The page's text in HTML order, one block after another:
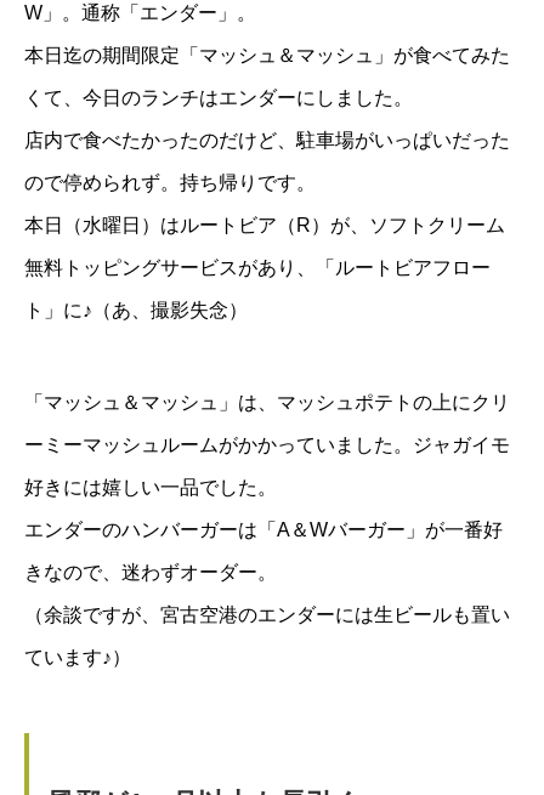
W 」。通称「エンダー」。
本日迄の期間限定「マッシュ＆マッシュ」が食べてみた
くて、今日のランチはエンダーにしました。
店内で食べたかったのだけど、駐車場がいっぱいだった
ので停められず。持ち帰りです。
本日（水曜日）はルートビア（R）が、ソフトクリーム
無料トッピングサービスがあり、「ルートビアフロー
ト」に♪（あ、撮影失念）
「マッシュ＆マッシュ」は、マッシュポテトの上にクリ
ーミーマッシュルームがかかっていました。ジャガイモ
好きには嬉しい一品でした。
エンダーのハンバーガーは「A＆Wバーガー」が一番好
きなので、迷わずオーダー。
（余談ですが、宮古空港のエンダーには生ビールも置い
ています♪）